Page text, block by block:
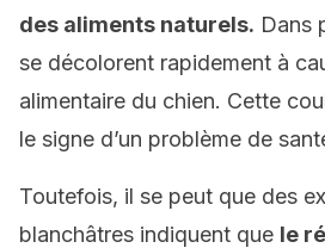
des aliments naturels. Dans
se décolorent rapidement à
alimentaire du chien. Cette
le signe d’un problème de
Toutefois, il se peut que des
blanchâtres indiquent que le